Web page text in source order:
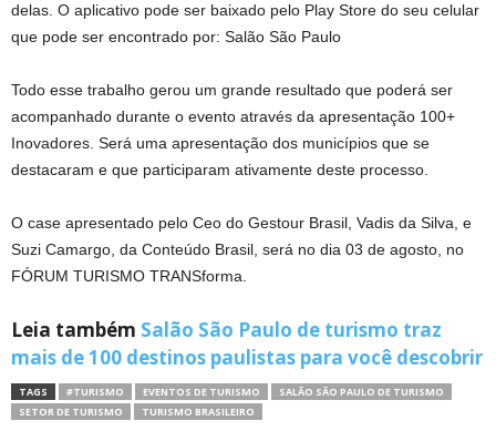
delas. O aplicativo pode ser baixado pelo Play Store do seu celular
que pode ser encontrado por: Salão São Paulo
Todo esse trabalho gerou um grande resultado que poderá ser
acompanhado durante o evento através da apresentação 100+
Inovadores. Será uma apresentação dos municípios que se
destacaram e que participaram ativamente deste processo.
O case apresentado pelo Ceo do Gestour Brasil, Vadis da Silva, e
Suzi Camargo, da Conteúdo Brasil, será no dia 03 de agosto, no
FÓRUM TURISMO TRANSforma.
Leia também Salão São Paulo de turismo traz
mais de 100 destinos paulistas para você descobrir
TAGS #TURISMO EVENTOS DE TURISMO
SALÃO SÃO PAULO DE TURISMO
SETOR DE TURISMO
TURISMO BRASILEIRO